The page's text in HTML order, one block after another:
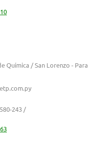
Química / San Lorenzo -
243 /